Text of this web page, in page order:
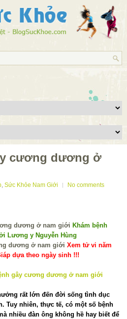
cương dương ở
, Sức Khỏe Nam Giới
No comments
Khám bệnh
Lương y Nguyễn Hùng
Xem tử vi năm
dựa theo ngày sinh !!!
rất lớn đến đời sống tình dục
Tuy nhiên, thực tế, có một số bệnh
nhiều đàn ông không hề hay biết để